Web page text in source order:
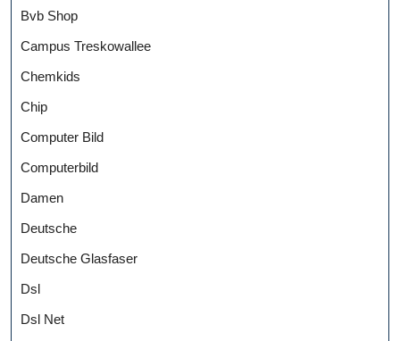
Bvb Shop
Campus Treskowallee
Chemkids
Chip
Computer Bild
Computerbild
Damen
Deutsche
Deutsche Glasfaser
Dsl
Dsl Net